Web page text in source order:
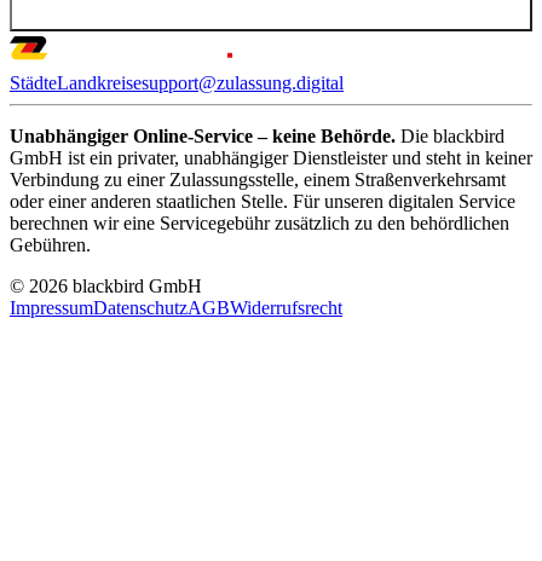
StädteLandkreisesupport@zulassung.digital
Unabhängiger Online-Service – keine Behörde. Die blackbird
GmbH ist ein privater, unabhängiger Dienstleister und steht in keiner
Verbindung zu einer Zulassungsstelle, einem Straßenverkehrsamt
oder einer anderen staatlichen Stelle. Für unseren digitalen Service
berechnen wir eine Servicegebühr zusätzlich zu den behördlichen
Gebühren.
© 2026 blackbird GmbH
ImpressumDatenschutzAGBWiderrufsrecht